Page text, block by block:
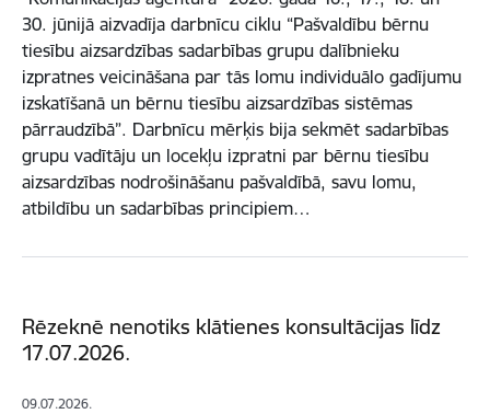
30. jūnijā aizvadīja darbnīcu ciklu “Pašvaldību bērnu
tiesību aizsardzības sadarbības grupu dalībnieku
izpratnes veicināšana par tās lomu individuālo gadījumu
izskatīšanā un bērnu tiesību aizsardzības sistēmas
pārraudzībā”. Darbnīcu mērķis bija sekmēt sadarbības
grupu vadītāju un locekļu izpratni par bērnu tiesību
aizsardzības nodrošināšanu pašvaldībā, savu lomu,
atbildību un sadarbības principiem…
Rēzeknē nenotiks klātienes konsultācijas līdz
17.07.2026.
09.07.2026.